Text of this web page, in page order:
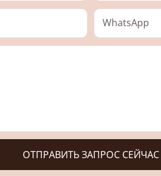
WhatsApp
ОТПРАВИТЬ ЗАПРОС СЕЙЧАС